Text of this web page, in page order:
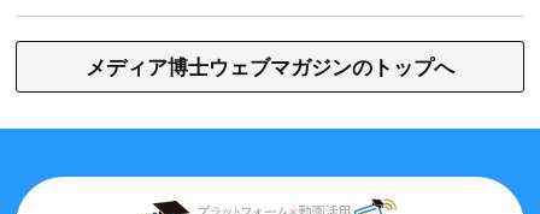
メディア博士ウェブマガジンのトップへ